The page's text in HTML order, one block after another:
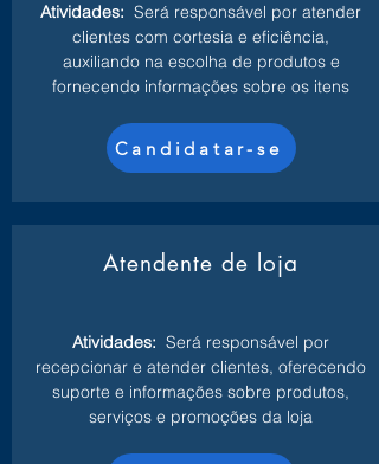
Atividades: Será responsável por atender
clientes com cortesia e eficiência,
auxiliando na escolha de produtos e
fornecendo informações sobre os itens
Candidatar-se
Atendente de loja
Atividades: Será responsável por
recepcionar e atender clientes, oferecendo
suporte e informações sobre produtos,
serviços e promoções da loja